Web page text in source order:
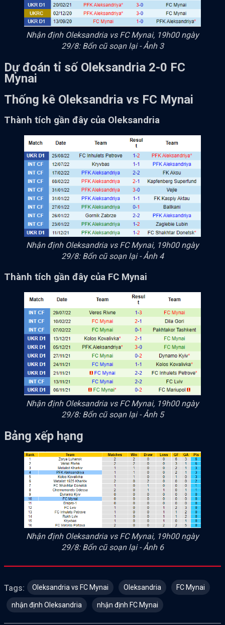
Nhận định Oleksandria vs FC Mynai, 19h00 ngày
29/8: Bổn cũ soạn lại - Ảnh 3
Dự đoán tỉ số Oleksandria 2-0 FC
Mynai
Thống kê Oleksandria vs FC Mynai
Thành tích gần đây của Oleksandria
Nhận định Oleksandria vs FC Mynai, 19h00 ngày
29/8: Bổn cũ soạn lại - Ảnh 4
Thành tích gần đây của FC Mynai
Nhận định Oleksandria vs FC Mynai, 19h00 ngày
29/8: Bổn cũ soạn lại - Ảnh 5
Bảng xếp hạng
Nhận định Oleksandria vs FC Mynai, 19h00 ngày
29/8: Bổn cũ soạn lại - Ảnh 6
Tags: Oleksandria vs FC Mynai Oleksandria FC Mynai
nhận định Oleksandria nhận định FC Mynai